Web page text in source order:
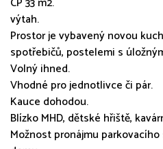
výtah.
Prostor je vybavený novou
spotřebičů, postelemi s
Volný ihned.
Vhodné pro jednotlivce či pár.
Kauce dohodou.
Blízko MHD, dětské hřiště,
Možnost pronájmu